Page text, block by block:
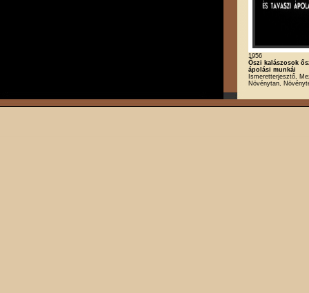
1956
Őszi kalászosok
ápolási munkái
Ismeretterjesztő,
Növénytan,